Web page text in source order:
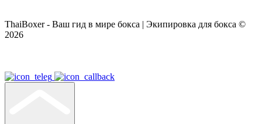
ThaiBoxer - Ваш гид в мире бокса | Экипировка для бокса ©
2026